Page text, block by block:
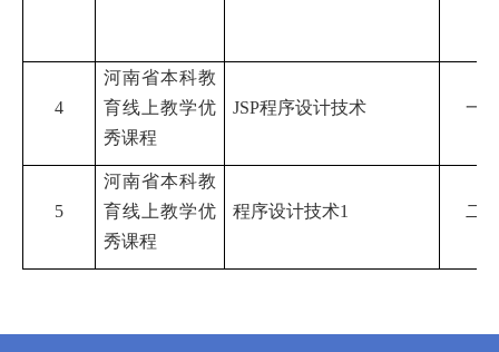
4
河南省本科教
育线上教学优
秀课程
JSP程序设计技术 一
5
河南省本科教
育线上教学优
秀课程
程序设计技术1 二